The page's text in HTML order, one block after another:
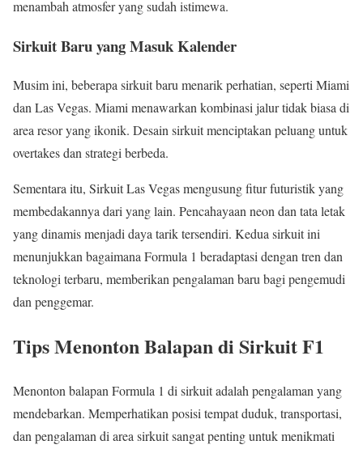
menambah atmosfer yang sudah istimewa.
Sirkuit Baru yang Masuk Kalender
Musim ini, beberapa sirkuit baru menarik perhatian, seperti Miami
dan Las Vegas. Miami menawarkan kombinasi jalur tidak biasa di
area resor yang ikonik. Desain sirkuit menciptakan peluang untuk
overtakes dan strategi berbeda.
Sementara itu, Sirkuit Las Vegas mengusung fitur futuristik yang
membedakannya dari yang lain. Pencahayaan neon dan tata letak
yang dinamis menjadi daya tarik tersendiri. Kedua sirkuit ini
menunjukkan bagaimana Formula 1 beradaptasi dengan tren dan
teknologi terbaru, memberikan pengalaman baru bagi pengemudi
dan penggemar.
Tips Menonton Balapan di Sirkuit F1
Menonton balapan Formula 1 di sirkuit adalah pengalaman yang
mendebarkan. Memperhatikan posisi tempat duduk, transportasi,
dan pengalaman di area sirkuit sangat penting untuk menikmati